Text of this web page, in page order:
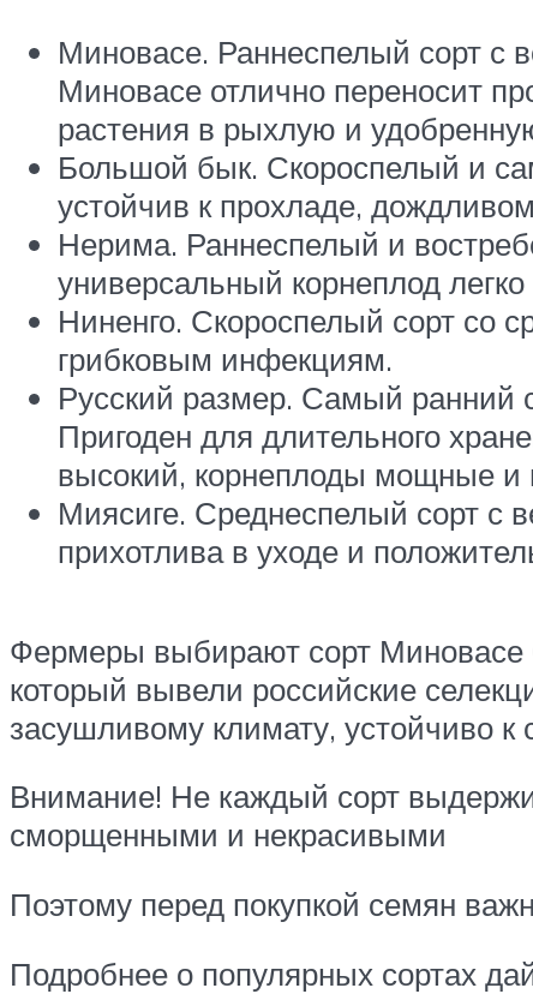
Миновасе. Раннеспелый сорт с
Миновасе отлично переносит
растения в рыхлую и
Большой бык. Скороспелый и
устойчив к прохладе,
Нерима. Раннеспелый и
универсальный корнеплод
Ниненго. Скороспелый сорт со
грибковым инфекциям.
Русский размер. Самый ранний
Пригоден для длительного
высокий, корнеплоды мощные и
Миясиге. Среднеспелый сорт с
прихотлива в уходе и
Фермеры выбирают сорт Миновасе
который вывели российские
засушливому климату, устойчиво к
Внимание! Не каждый сорт
сморщенными и некрасивыми
Поэтому перед покупкой семян
Подробнее о популярных сортах